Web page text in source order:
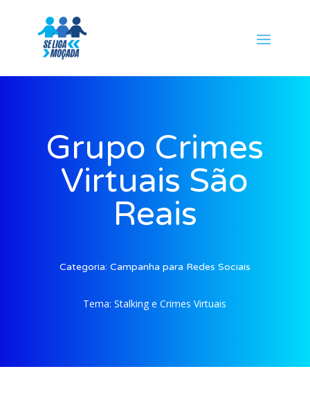
Grupo Crimes
Virtuais São
Reais
Categoria: Campanha para Redes Sociais
Tema:Stalking e Crimes Virtuais